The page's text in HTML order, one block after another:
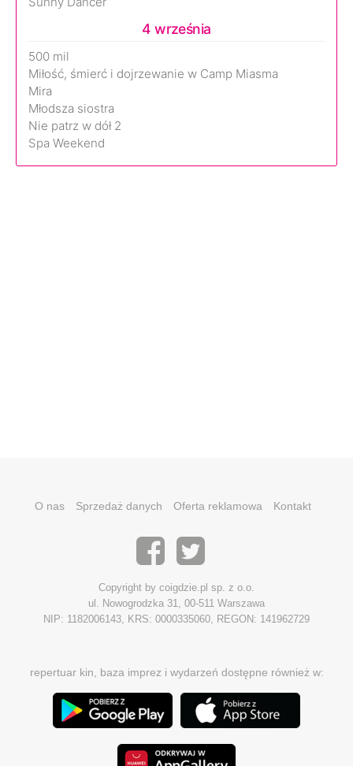
4 września
500 mil
Miłość, śmierć i dojrzewanie w Camp Miasma
Mira
Młodsza siostra
Nie patrz w dół 2
Spa Weekend
O nas Sprzedaż danych Oferta reklamowa Kontakt
Copyright by coigdzie.pl sp. z o.o.
ul. Nowogrodzka 31, 00-511 Warszawa
NIP: 1182006143, KRS: 0000335060, REGON: 141962729
repertuar kin, baza imprez i wydarzeń dostępne również w: